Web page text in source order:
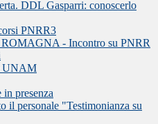
DDL Gasparri: conoscerlo
PNRR3
- Incontro su PNRR
UNAM
in presenza
il personale "Testimonianza su